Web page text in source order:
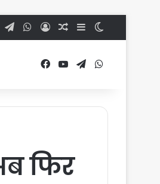
TelegramWhatsApp
Log InRandom Article
Sidebar
Facebook
YouTubeTelegram
फिर